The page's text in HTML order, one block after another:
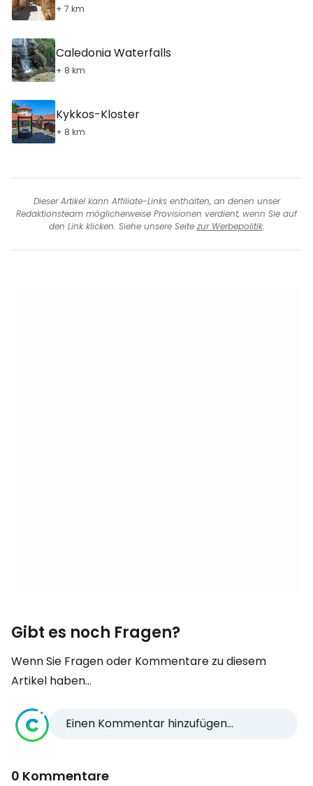
+ 7 km
Caledonia Waterfalls
+ 8 km
Kykkos-Kloster
+ 8 km
Dieser Artikel kann Affiliate-Links enthalten, an denen unser
Redaktionsteam möglicherweise Provisionen verdient, wenn Sie auf
den Link klicken. Siehe unsere Seite zur Werbepolitik.
Gibt es noch Fragen?
Wenn Sie Fragen oder Kommentare zu diesem
Artikel haben...
Einen Kommentar hinzufügen...
0 Kommentare